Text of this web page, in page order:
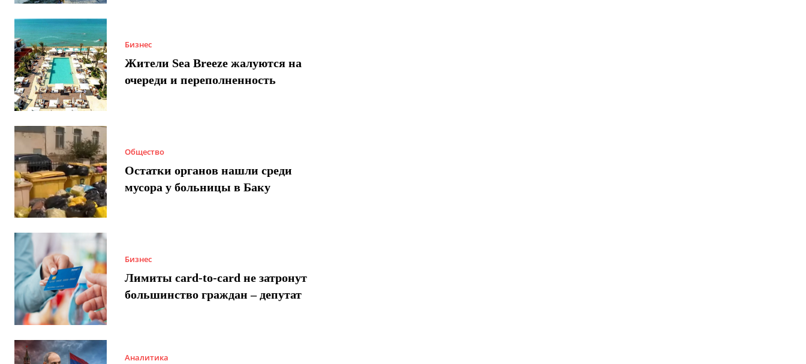
Бизнес
Жители Sea Breeze жалуются на
очереди и переполненность
Общество
Остатки органов нашли среди
мусора у больницы в Баку
Бизнес
Лимиты card-to-card не затронут
большинство граждан – депутат
Аналитика